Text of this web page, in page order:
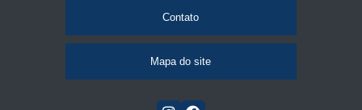
Contato
Mapa do site